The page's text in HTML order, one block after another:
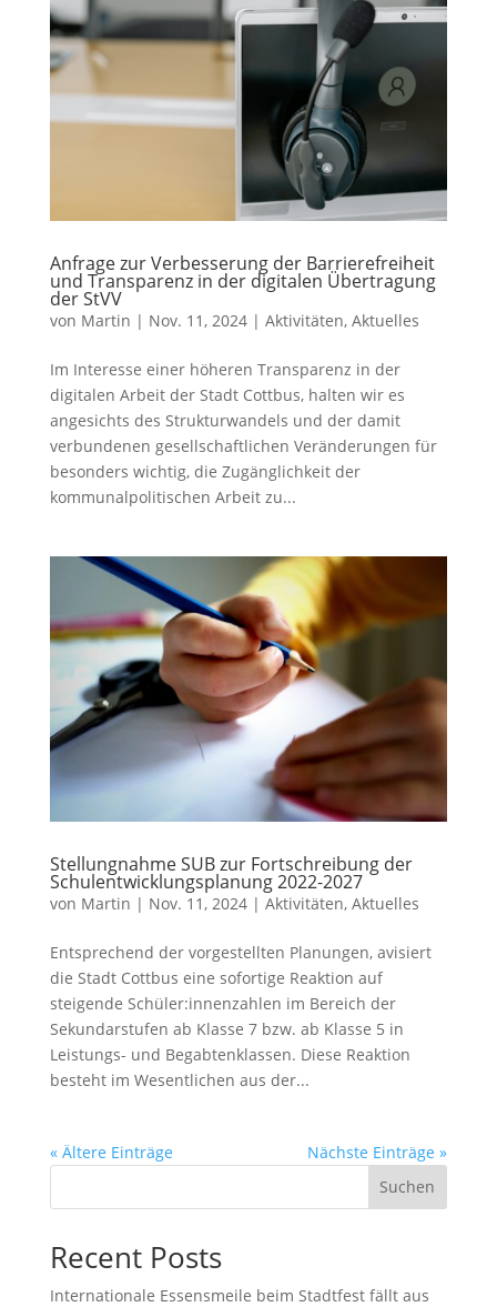
Anfrage zur Verbesserung der Barrierefreiheit
und Transparenz in der digitalen Übertragung
der StVV
von Martin | Nov. 11, 2024| Aktivitäten, Aktuelles
Im Interesse einer höheren Transparenz in der
digitalen Arbeit der Stadt Cottbus, halten wir es
angesichts des Strukturwandels und der damit
verbundenen gesellschaftlichen Veränderungen für
besonders wichtig, die Zugänglichkeit der
kommunalpolitischen Arbeit zu...
Stellungnahme SUB zur Fortschreibung der
Schulentwicklungsplanung 2022-2027
von Martin | Nov. 11, 2024| Aktivitäten, Aktuelles
Entsprechend der vorgestellten Planungen, avisiert
die Stadt Cottbus eine sofortige Reaktion auf
steigende Schüler:innenzahlen im Bereich der
Sekundarstufen ab Klasse 7 bzw. ab Klasse 5 in
Leistungs- und Begabtenklassen. Diese Reaktion
besteht im Wesentlichen aus der...
« Ältere Einträge
Nächste Einträge »
Suchen
Recent Posts
Internationale Essensmeile beim Stadtfest fällt aus